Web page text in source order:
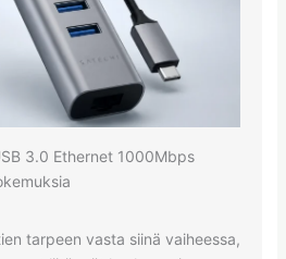
3.0 Ethernet 1000Mbps
tarpeen vasta siinä vaiheessa,